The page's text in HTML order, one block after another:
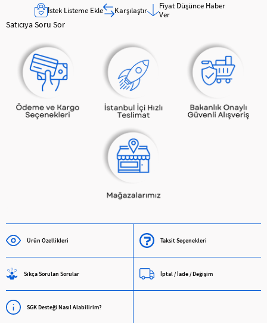
İstek Listeme Ekle Karşılaştır
Fiyat Düşünce Haber
Ver
Satıcıya Soru Sor
Ürün Özellikleri Taksit Seçenekleri
Sıkça Sorulan Sorular İptal / İade / Değişim
SGK Desteği Nasıl Alabilirim?